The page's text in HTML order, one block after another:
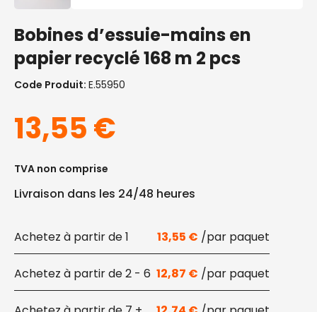
Bobines d’essuie-mains en
papier recyclé 168 m 2 pcs
Code Produit: E.55950
13,55€
TVA non comprise
Livraison dans les 24/48 heures
1 13,55 €
2 - 6 12,87 €